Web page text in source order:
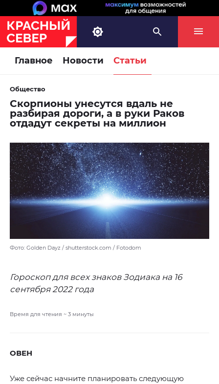
Главное Новости Статьи
Общество
Скорпионы унесутся вдаль не
разбирая дороги, а в руки Раков
отдадут секреты на миллион
Фото: Golden Dayz / shutterstock.com / Fotodom
Гороскоп для всех знаков Зодиака на 16
сентября 2022 года
Время для чтения ~ 3 минуты
ОВЕН
Уже сейчас начните планировать следующую